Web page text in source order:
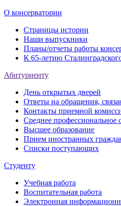
О консерватории
Страницы истории
Наши выпускники
Планы/отчеты работы
К 65-летию
Абитуриенту
День открытых дверей
Ответы на обращения,
Контакты приемной
Среднее профессиональное
Высшее образование
Прием иностранных
Списки поступающих
Студенту
Учебная работа
Воспитательная работа
Электронная